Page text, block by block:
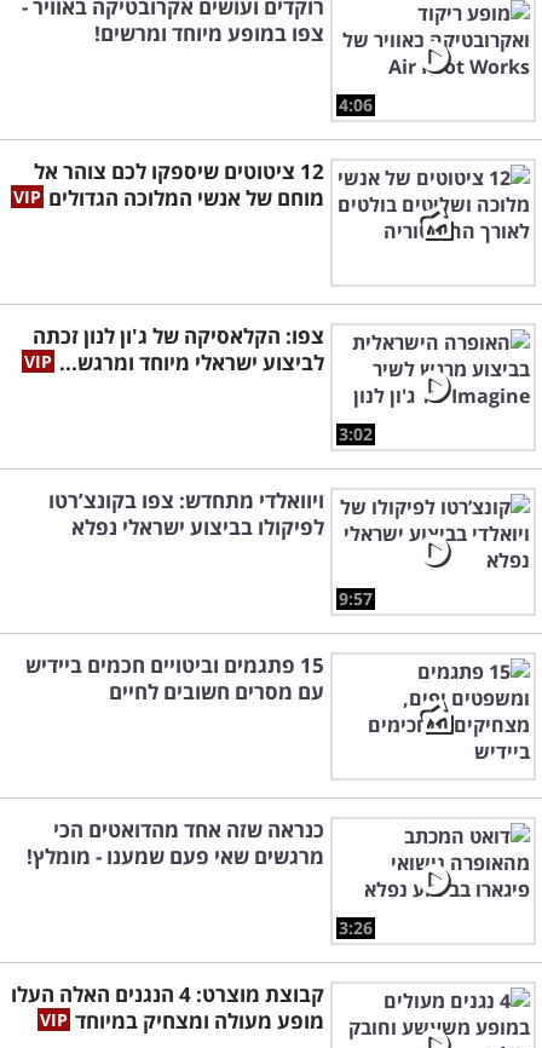
4:06
רוקדים ועושים אקרובטיקה באוויר -
צפו במופע מיוחד ומרשים!
12 ציטוטים שיספקו לכם צוהר אל
מוחם של אנשי המלוכה הגדולים
3:02
צפו: הקלאסיקה של ג'ון לנון זכתה
לביצוע ישראלי מיוחד ומרגש...
9:57
ויוואלדי מתחדש: צפו בקונצ’רטו
לפיקולו בביצוע ישראלי נפלא
15 פתגמים וביטויים חכמים ביידיש
עם מסרים חשובים לחיים
3:26
כנראה שזה אחד מהדואטים הכי
מרגשים שאי פעם שמענו - מומלץ!
קבוצת מוצרט: 4 הנגנים האלה העלו
מופע מעולה ומצחיק במיוחד